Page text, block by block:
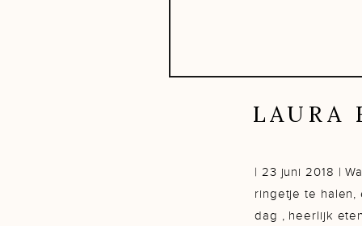
LAURA
| 23 juni 2018 |
ringetje te halen,
dag , heerlijk